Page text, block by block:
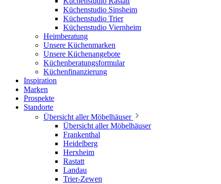
Küchenstudio Sinsheim
Küchenstudio Trier
Küchenstudio Viernheim
Heimberatung
Unsere Küchenmarken
Unsere Küchenangebote
Küchenberatungsformular
Küchenfinanzierung
Inspiration
Marken
Prospekte
Standorte
Übersicht aller Möbelhäuser
Übersicht aller Möbelhäuser
Frankenthal
Heidelberg
Herxheim
Rastatt
Landau
Trier-Zewen